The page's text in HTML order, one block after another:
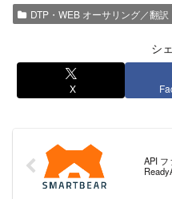
DTP・WEB オーサリング／翻訳
シ
X
API フ